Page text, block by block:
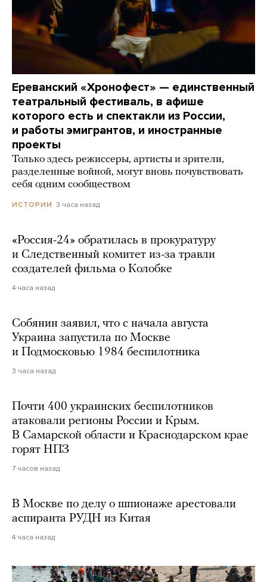
Ереванский «Хронофест» — единственный
театральный фестиваль, в афише
которого есть и спектакли из России,
и работы эмигрантов, и иностранные
проекты
Только здесь режиссеры, артисты и зрители,
разделенные войной, могут вновь почувствовать
себя одним сообществом
ИСТОРИИ 3 часа назад
«Россия-24» обратилась в прокуратуру
и Следственный комитет из-за травли
создателей фильма о Колобке
4 часа назад
Собянин заявил, что с начала августа
Украина запустила по Москве
и Подмосковью 1984 беспилотника
3 часа назад
Почти 400 украинских беспилотников
атаковали регионы России и Крым.
В Самарской области и Краснодарском крае
горят НПЗ
7 часов назад
В Москве по делу о шпионаже арестовали
аспиранта РУДН из Китая
4 часа назад